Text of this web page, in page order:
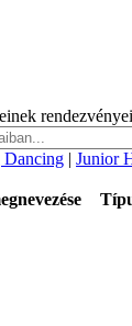
rendezvényei
Dancing | Junior